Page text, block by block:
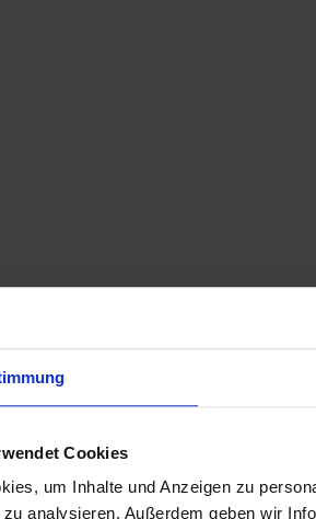
Cookies
um Inhalte und Anzeigen zu
analysieren. Außerdem geben wir